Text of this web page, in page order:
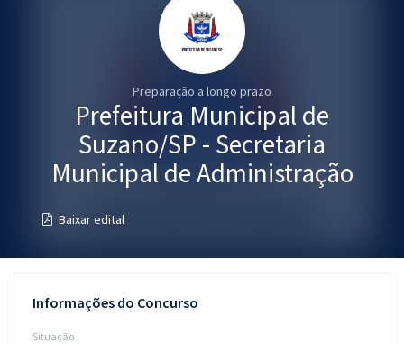
Graduação
Mentorias
Conteúdo gratuito
Preparação a longo prazo
Prefeitura Municipal de
Suzano/SP - Secretaria
Municipal de Administração
Baixar edital
Informações do Concurso
Situação